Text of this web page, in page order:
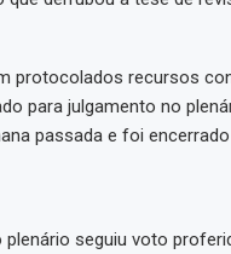
protocolados recursos
para julgamento no
passada e foi
plenário seguiu voto